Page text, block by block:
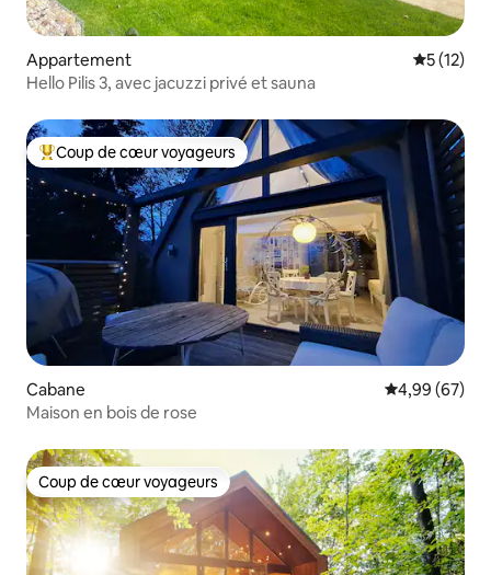
Appartement
5 (12)
Hello Pilis 3, avec jacuzzi privé et sauna
Coups de cœur voyageurs les plus appréciés
Coup de cœur voyageurs
Cabane Évaluation
4,99 (67)
Maison en bois de rose
Coup de cœur voyageurs
Coup de cœur voyageurs